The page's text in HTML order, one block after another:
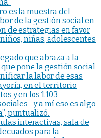
es la muestra del
de la gestión social en
de estrategias en favor
niñas, adolescentes
que abraza a la
pone la gestión social
la labor de esas
en el territorio
y en los 1.103
y a mí eso es algo
puntualizó.
interactivas, sala de
para la